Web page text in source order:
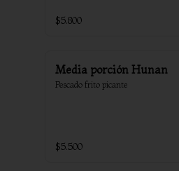
$5.800
Media porción Hunan
Pescado frito picante
$5.500